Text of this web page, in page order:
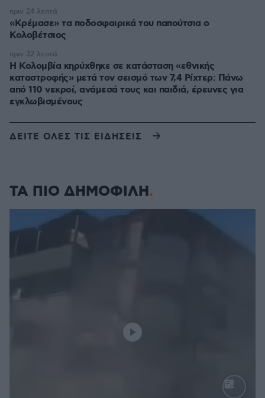
«Κρέμασε» τα ποδοσφαιρικά του παπούτσια ο
Κολοβέτσιος
πριν 24 λεπτά
Η Κολομβία κηρύχθηκε σε κατάσταση «εθνικής
καταστροφής» μετά τον σεισμό των 7,4 Ρίχτερ: Πάνω
από 110 νεκροί, ανάμεσά τους και παιδιά, έρευνες για
εγκλωβισμένους
πριν 32 λεπτά
ΔΕΙΤΕ ΟΛΕΣ ΤΙΣ ΕΙΔΗΣΕΙΣ
ΤΑ ΠΙΟ ΔΗΜΟΦΙΛΗ